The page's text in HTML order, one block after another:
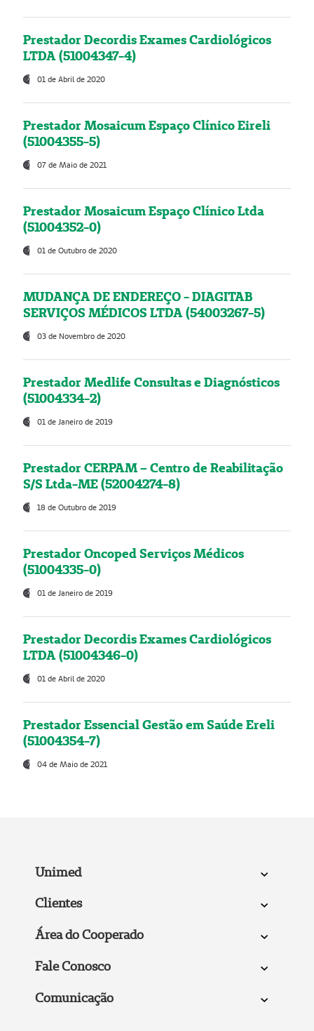
Prestador Decordis Exames Cardiológicos
LTDA (51004347-4)
01 de Abril de 2020
Prestador Mosaicum Espaço Clínico Eireli
(51004355-5)
07 de Maio de 2021
Prestador Mosaicum Espaço Clínico Ltda
(51004352-0)
01 de Outubro de 2020
MUDANÇA DE ENDEREÇO - DIAGITAB
SERVIÇOS MÉDICOS LTDA (54003267-5)
03 de Novembro de 2020
Prestador Medlife Consultas e Diagnósticos
(51004334-2)
01 de Janeiro de 2019
Prestador CERPAM – Centro de Reabilitação
S/S Ltda-ME (52004274-8)
18 de Outubro de 2019
Prestador Oncoped Serviços Médicos
(51004335-0)
01 de Janeiro de 2019
Prestador Decordis Exames Cardiológicos
LTDA (51004346-0)
01 de Abril de 2020
Prestador Essencial Gestão em Saúde Ereli
(51004354-7)
04 de Maio de 2021
Unimed
Clientes
Área do Cooperado
Fale Conosco
Comunicação